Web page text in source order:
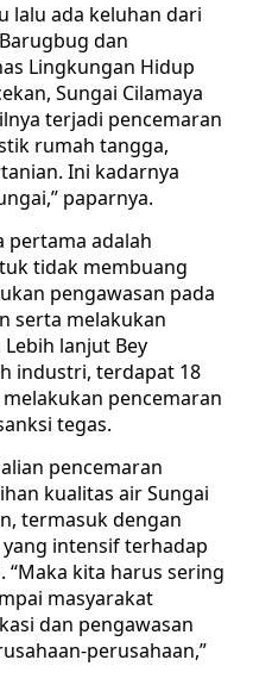
lalu ada keluhan dari
dan
Lingkungan Hidup
Sungai Cilamaya
terjadi pencemaran
rumah tangga,
Ini kadarnya
paparnya.
pertama adalah
tidak membuang
pengawasan pada
serta melakukan
lanjut Bey
industri, terdapat 18
pencemaran
tegas.
pencemaran
kualitas air Sungai
termasuk dengan
intensif terhadap
kita harus sering
masyarakat
dan pengawasan
perusahaan,”